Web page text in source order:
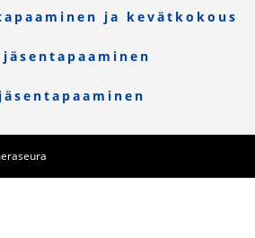
ja kevätkokous